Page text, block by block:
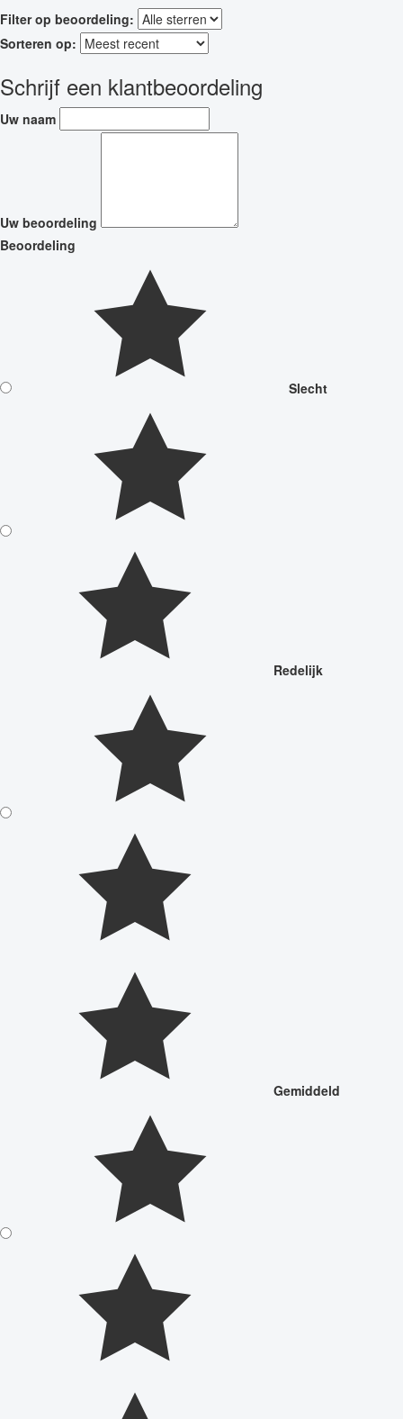
Filter op beoordeling:
Sorteren op:
Schrijf een klantbeoordeling
Uw naam
Uw beoordeling
Beoordeling
Slecht
Redelijk
Gemiddeld